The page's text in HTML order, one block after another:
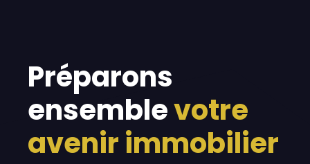
Préparons
ensemblevotre
avenir immobilier